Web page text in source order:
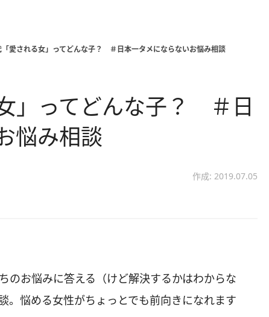
「愛される女」ってどんな子？ ＃日本一タメにならないお悩み相談
」ってどんな子？ ＃日
悩み相談
作成: 2019.07.05
のお悩みに答える（けど解決するかはわからな
。悩める女性がちょっとでも前向きになれます